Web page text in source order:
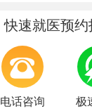
快速就医预约
电话咨询 极